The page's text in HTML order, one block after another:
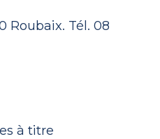
Roubaix. Tél. 08
à titre